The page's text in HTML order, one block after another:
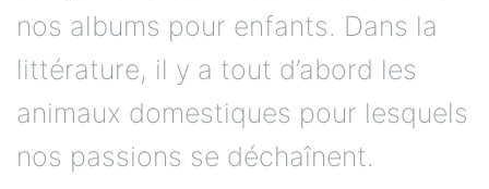
nos albums pour enfants. Dans la
littérature, il y a tout d’abord les
animaux domestiques pour lesquels
nos passions se déchaînent.